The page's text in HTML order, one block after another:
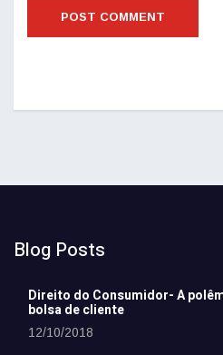
Blog Posts
Direito do Consumidor- A
bolsa de cliente
12/10/2018